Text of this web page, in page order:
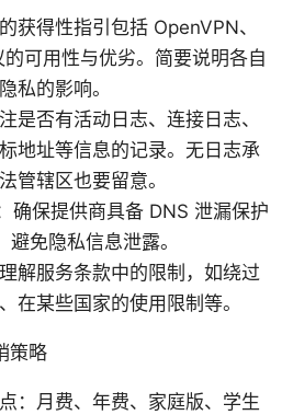
获得性指引包括 OpenVPN、
可用性与优劣。简要说明各自
私的影响。
是否有活动日志、连接日志、
地址等信息的记录。无日志承
管辖区也要留意。
确保提供商具备 DNS 泄漏保护
免隐私信息泄露。
解服务条款中的限制，如绕过
在某些国家的使用限制等。
策略
：月费、年费、家庭版、学生